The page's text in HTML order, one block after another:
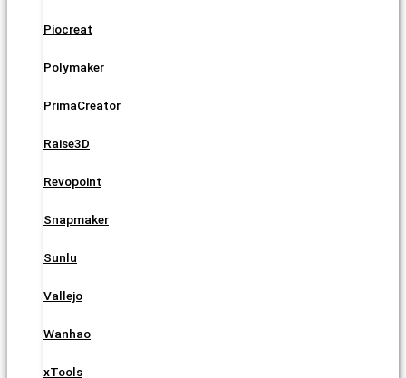
Piocreat
Polymaker
PrimaCreator
Raise3D
Revopoint
Snapmaker
Sunlu
Vallejo
Wanhao
xTools